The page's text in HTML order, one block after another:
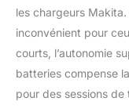
les chargeurs
inconvénient pour
courts, l’autonomie
batteries compense
pour des sessions